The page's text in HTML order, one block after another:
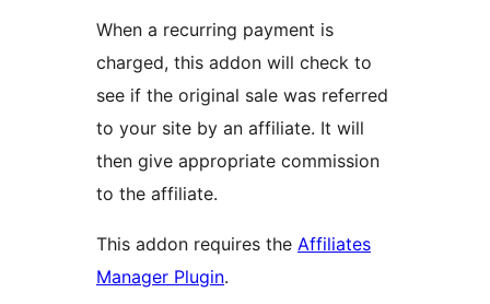
When a recurring payment is
charged, this addon will check to
see if the original sale was referred
to your site by an affiliate. It will
then give appropriate commission
to the affiliate.
This addon requires the Affiliates
Manager Plugin.